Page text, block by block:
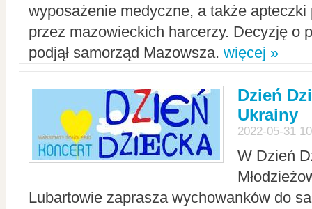
wyposażenie medyczne, a także apteczki
przez mazowieckich harcerzy. Decyzję o
podjął samorząd Mazowsza. więcej »
Dzień
Ukrainy
2022-05-31
W Dzień
Lubartowie zaprasza wychowanków do